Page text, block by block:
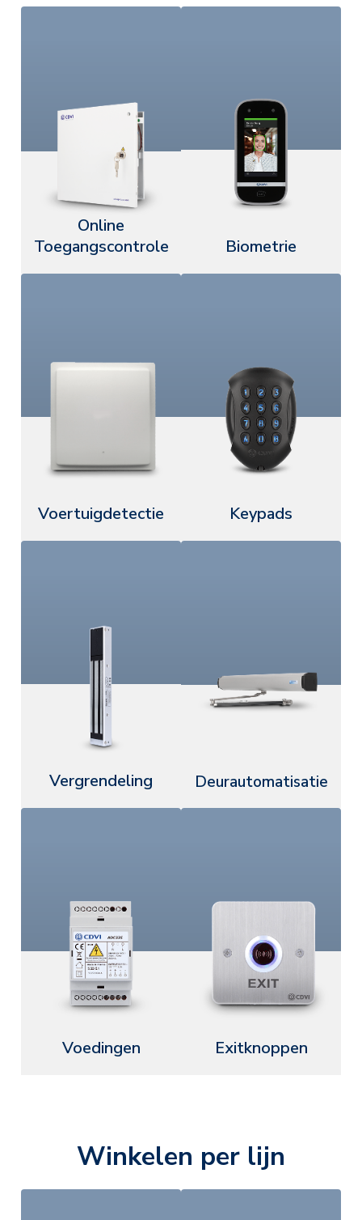
Online
Toegangscontrole
Biometrie
Voertuigdetectie Keypads
Vergrendeling Deurautomatisatie
Voedingen Exitknoppen
Winkelen per lijn